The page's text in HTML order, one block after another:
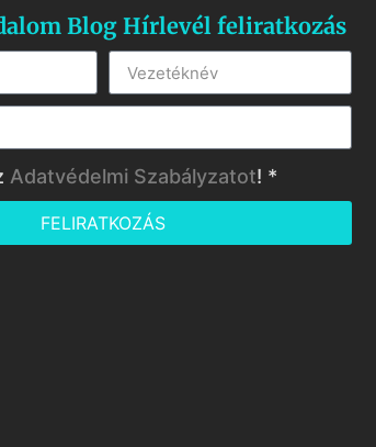
Blog Hírlevél feliratkozás
Adatvédelmi Szabályzatot! *
FELIRATKOZÁS